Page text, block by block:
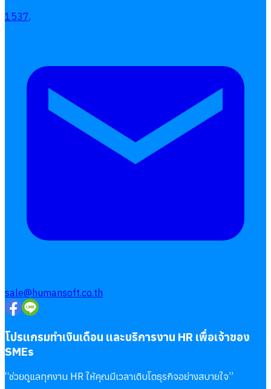
1537,
sale@humansoft.co.th
โปรแกรมทำเงินเดือน และบริการงาน HR เพื่อเจ้าของ
SMEs
“ช่วยดูแลทุกงาน HR ให้คุณมีเวลาเติบโตธุรกิจอย่างสบายใจ”